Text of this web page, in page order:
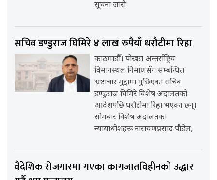
सूचना जारी
सचिव डण्डुराज घिमिरे ४ लाख रुपैयाँ धरौटीमा रिहा
काठमाडौँ। पोखरा अन्तर्राष्ट्रिय
विमानस्थल निर्माणसँग सम्बन्धित
भ्रष्टाचार मुद्दामा मुछिएका सचिव
डण्डुराज घिमिरे विशेष अदालतको
आदेशपछि धरौटीमा रिहा भएका छन्।
सोमबार विशेष अदालतका
न्यायाधीशहरू नारायणप्रसाद पौडेल,
वैदेशिक रोजगारमा गएका कागजातविहीनको उद्धार